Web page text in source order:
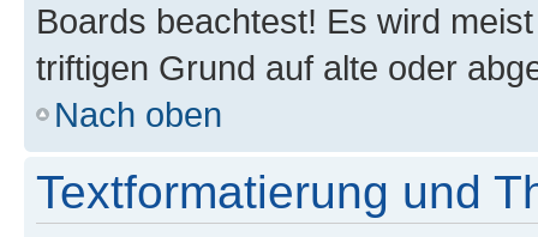
Boards beachtest! Es wird
triftigen Grund auf alte oder
Nach oben
Textformatierung und